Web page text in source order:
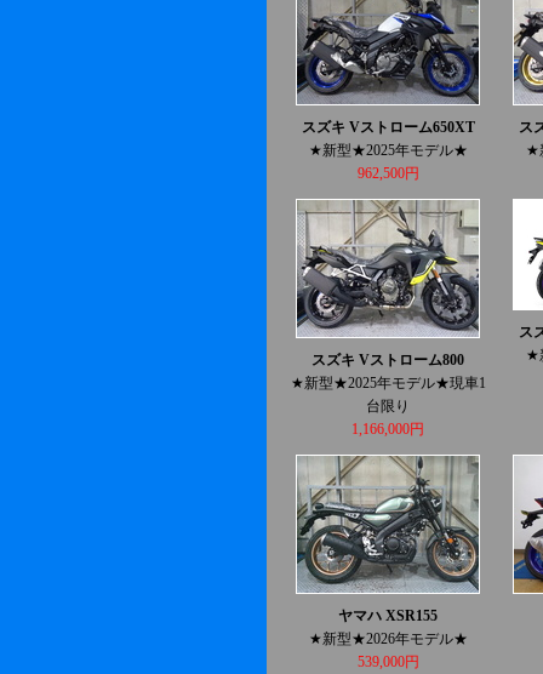
スズキ Vストローム650XT
★新型★2025年モデル★
962,500円
ス
★
スズキ Vストローム800
★新型★2025年モデル★現車1
台限り
1,166,000円
ス
★
ヤマハ XSR155
★新型★2026年モデル★
539,000円